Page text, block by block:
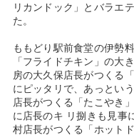
リカンドック」とバラエ
た。
ももどり駅前食堂の伊勢
「フライドチキン」の大
房の大久保店長がつくる
にピッタリで、あっとい
店長がつくる「たこやき
に店長のキ リ捌きも見事
村店長がつくる「ホット